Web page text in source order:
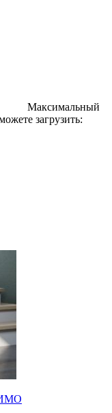
Максимальный
загрузить: